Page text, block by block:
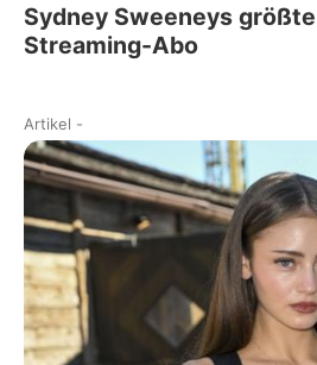
Sydney Sweeneys
Streaming-Abo
Artikel -